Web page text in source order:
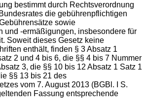
bestimmt durch Rechtsverordnung
die gebührenpflichtigen
sowie
und -ermäßigungen, insbesondere für
Soweit dieses Gesetz keine
enthält, finden § 3 Absatz 1
2 und 4 bis 6, die §§ 4 bis 7 Nummer
3, die §§ 10 bis 12 Absatz 1 Satz 1
§§ 13 bis 21 des
vom 7. August 2013 (BGBl. I S.
Fassung entsprechende